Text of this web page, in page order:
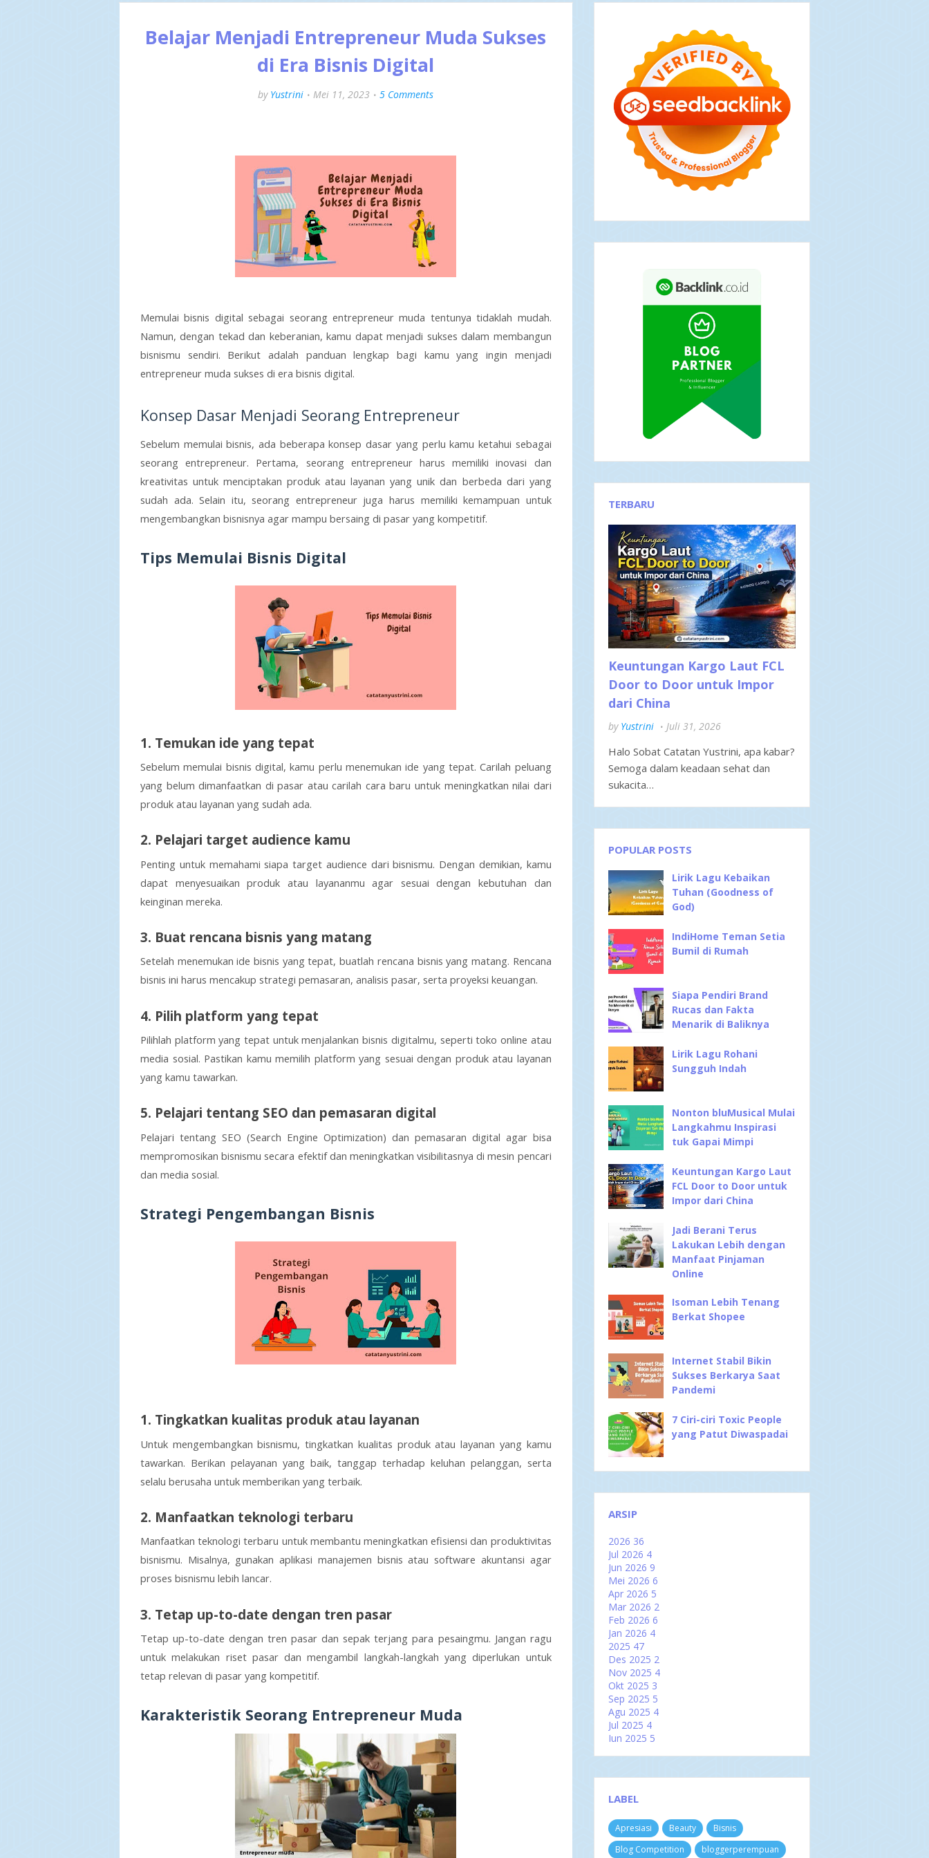
Belajar Menjadi Entrepreneur Muda Sukses
di Era Bisnis Digital
by Yustrini Mei 11, 2023 5 Comments
Memulai bisnis digital sebagai seorang entrepreneur muda tentunya tidaklah mudah.
Namun, dengan tekad dan keberanian, kamu dapat menjadi sukses dalam membangun
bisnismu sendiri. Berikut adalah panduan lengkap bagi kamu yang ingin menjadi
entrepreneur muda sukses di era bisnis digital.
Konsep Dasar Menjadi Seorang Entrepreneur
Sebelum memulai bisnis, ada beberapa konsep dasar yang perlu kamu ketahui sebagai
seorang entrepreneur. Pertama, seorang entrepreneur harus memiliki inovasi dan
kreativitas untuk menciptakan produk atau layanan yang unik dan berbeda dari yang
sudah ada. Selain itu, seorang entrepreneur juga harus memiliki kemampuan untuk
mengembangkan bisnisnya agar mampu bersaing di pasar yang kompetitif.
Tips Memulai Bisnis Digital
1. Temukan ide yang tepat
Sebelum memulai bisnis digital, kamu perlu menemukan ide yang tepat. Carilah peluang
yang belum dimanfaatkan di pasar atau carilah cara baru untuk meningkatkan nilai dari
produk atau layanan yang sudah ada.
2. Pelajari target audience kamu
Penting untuk memahami siapa target audience dari bisnismu. Dengan demikian, kamu
dapat menyesuaikan produk atau layananmu agar sesuai dengan kebutuhan dan
keinginan mereka.
3. Buat rencana bisnis yang matang
Setelah menemukan ide bisnis yang tepat, buatlah rencana bisnis yang matang. Rencana
bisnis ini harus mencakup strategi pemasaran, analisis pasar, serta proyeksi keuangan.
4. Pilih platform yang tepat
Pilihlah platform yang tepat untuk menjalankan bisnis digitalmu, seperti toko online atau
media sosial. Pastikan kamu memilih platform yang sesuai dengan produk atau layanan
yang kamu tawarkan.
5. Pelajari tentang SEO dan pemasaran digital
Pelajari tentang SEO (Search Engine Optimization) dan pemasaran digital agar bisa
mempromosikan bisnismu secara efektif dan meningkatkan visibilitasnya di mesin pencari
dan media sosial.
Strategi Pengembangan Bisnis
1. Tingkatkan kualitas produk atau layanan
Untuk mengembangkan bisnismu, tingkatkan kualitas produk atau layanan yang kamu
tawarkan. Berikan pelayanan yang baik, tanggap terhadap keluhan pelanggan, serta
selalu berusaha untuk memberikan yang terbaik.
2. Manfaatkan teknologi terbaru
Manfaatkan teknologi terbaru untuk membantu meningkatkan efisiensi dan produktivitas
bisnismu. Misalnya, gunakan aplikasi manajemen bisnis atau software akuntansi agar
proses bisnismu lebih lancar.
3. Tetap up-to-date dengan tren pasar
Tetap up-to-date dengan tren pasar dan sepak terjang para pesaingmu. Jangan ragu
untuk melakukan riset pasar dan mengambil langkah-langkah yang diperlukan untuk
tetap relevan di pasar yang kompetitif.
Karakteristik Seorang Entrepreneur Muda
TERBARU
Keuntungan Kargo Laut FCL
Door to Door untuk Impor
dari China
by Yustrini Juli 31, 2026
Halo Sobat Catatan Yustrini, apa kabar?
Semoga dalam keadaan sehat dan
sukacita…
POPULAR POSTS
Lirik Lagu Kebaikan
Tuhan (Goodness of
God)
IndiHome Teman Setia
Bumil di Rumah
Siapa Pendiri Brand
Rucas dan Fakta
Menarik di Baliknya
Lirik Lagu Rohani
Sungguh Indah
Nonton bluMusical Mulai
Langkahmu Inspirasi
tuk Gapai Mimpi
Keuntungan Kargo Laut
FCL Door to Door untuk
Impor dari China
Jadi Berani Terus
Lakukan Lebih dengan
Manfaat Pinjaman
Online
Isoman Lebih Tenang
Berkat Shopee
Internet Stabil Bikin
Sukses Berkarya Saat
Pandemi
7 Ciri-ciri Toxic People
yang Patut Diwaspadai
ARSIP
2026 36
Jul 2026 4
Jun 2026 9
Mei 2026 6
Apr 2026 5
Mar 2026 2
Feb 2026 6
Jan 2026 4
2025 47
Des 2025 2
Nov 2025 4
Okt 2025 3
Sep 2025 5
Agu 2025 4
Jul 2025 4
Jun 2025 5
Mar 20256
Jan 2025
202460
Des 2024 3
Nov 20244
LABEL
Apresiasi Beauty
Bisnis
Blog Competition
bloggerperempuan